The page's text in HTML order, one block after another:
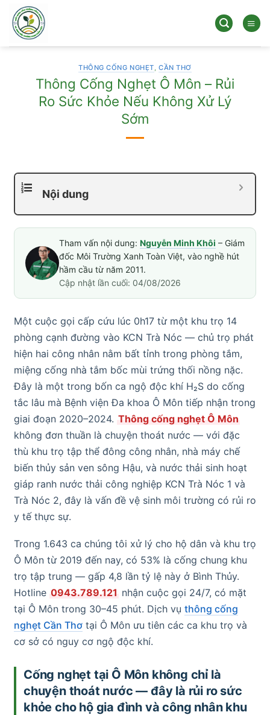
qua
dung
THÔNG CỐNG NGHẸT,CẦN THƠ
Thông Cống Nghẹt Ô Môn – Rủi
Ro Sức Khỏe Nếu Không Xử Lý
Sớm
Nội dung
Tham vấn nội dung: Nguyễn Minh Khôi – Giám
đốc Môi Trường Xanh Toàn Việt, vào nghề hút
hầm cầu từ năm 2011.
Cập nhật lần cuối: 04/08/2026
Một cuộc gọi cấp cứu lúc 0h17 từ một khu trọ 14
phòng cạnh đường vào KCN Trà Nóc — chủ trọ phát
hiện hai công nhân nằm bất tỉnh trong phòng tắm,
miệng cống nhà tắm bốc mùi trứng thối nồng nặc.
Đây là một trong bốn ca ngộ độc khí H₂S do cống
tắc lâu mà Bệnh viện Đa khoa Ô Môn tiếp nhận trong
giai đoạn 2020–2024. Thông cống nghẹt Ô Môn
không đơn thuần là chuyện thoát nước — với đặc
thù khu trọ tập thể đông công nhân, nhà máy chế
biến thủy sản ven sông Hậu, và nước thải sinh hoạt
giáp ranh nước thải công nghiệp KCN Trà Nóc 1 và
Trà Nóc 2, đây là vấn đề vệ sinh môi trường có rủi ro
y tế thực sự.
Trong 1.643 ca chúng tôi xử lý cho hộ dân và khu trọ
Ô Môn từ 2019 đến nay, có 53% là cống chung khu
trọ tập trung — gấp 4,8 lần tỷ lệ này ở Bình Thủy.
Hotline 0943.789.121 nhận cuộc gọi 24/7, có mặt
tại Ô Môn trong 30–45 phút. Dịch vụ thông cống
nghẹt Cần Thơ tại Ô Môn ưu tiên các ca khu trọ và
cơ sở có nguy cơ ngộ độc khí.
Cống nghẹt tại Ô Môn không chỉ là
chuyện thoát nước — đây là rủi ro sức
khỏe cho hộ gia đình và công nhân khu